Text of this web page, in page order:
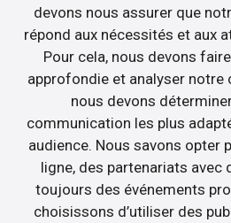
devons nous assurer que
répond aux nécessités et aux
Pour cela, nous devons
approfondie et analyser notre
nous devons
communication les plus
audience. Nous savons opter
ligne, des partenariats avec
toujours des événements
choisissons d’utiliser des